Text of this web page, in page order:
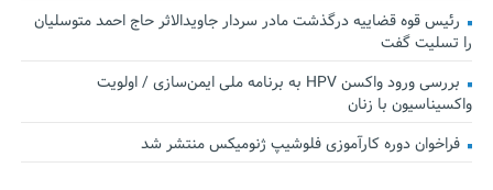
رئیس قوه قضاییه درگذشت مادر سردار جاویدالاثر حاج احمد متوسلیان
را تسلیت گفت
بررسی ورود واکسن HPV به برنامه ملی ایمن‌سازی / اولویت
واکسیناسیون با زنان
فراخوان دوره کارآموزی فلوشیپ ژنومیکس منتشر شد